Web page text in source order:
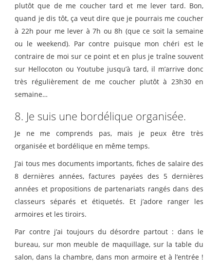
plutôt que de me coucher tard et me lever tard. Bon,
quand je dis tôt, ça veut dire que je pourrais me coucher
à 22h pour me lever à 7h ou 8h (que ce soit la semaine
ou le weekend). Par contre puisque mon chéri est le
contraire de moi sur ce point et en plus je traîne souvent
sur Hellocoton ou Youtube jusqu’à tard, il m’arrive donc
très régulièrement de me coucher plutôt à 23h30 en
semaine…
8. Je suis une bordélique organisée.
Je ne me comprends pas, mais je peux être très
organisée et bordélique en même temps.
J’ai tous mes documents importants, fiches de salaire des
8 dernières années, factures payées des 5 dernières
années et propositions de partenariats rangés dans des
classeurs séparés et étiquetés. Et j’adore ranger les
armoires et les tiroirs.
Par contre j’ai toujours du désordre partout : dans le
bureau, sur mon meuble de maquillage, sur la table du
salon, dans la chambre, dans mon armoire et à l’entrée !